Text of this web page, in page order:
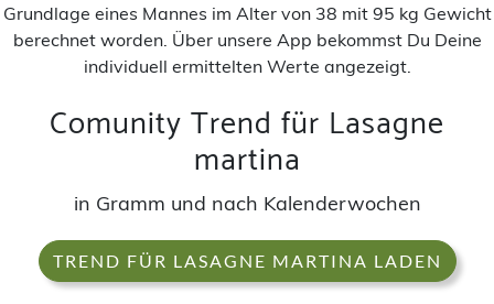
Grundlage eines Mannes im Alter von 38 mit 95 kg Gewicht
berechnet worden. Über unsere App bekommst Du Deine
individuell ermittelten Werte angezeigt.
Comunity Trend für Lasagne
martina
in Gramm und nach Kalenderwochen
TREND FÜR LASAGNE MARTINA LADEN